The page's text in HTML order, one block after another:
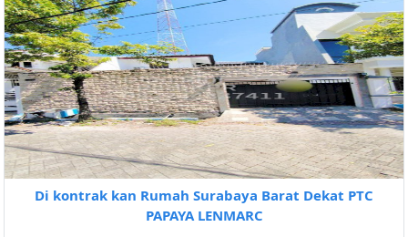
Di kontrak kan Rumah Surabaya Barat Dekat PTC
PAPAYA LENMARC